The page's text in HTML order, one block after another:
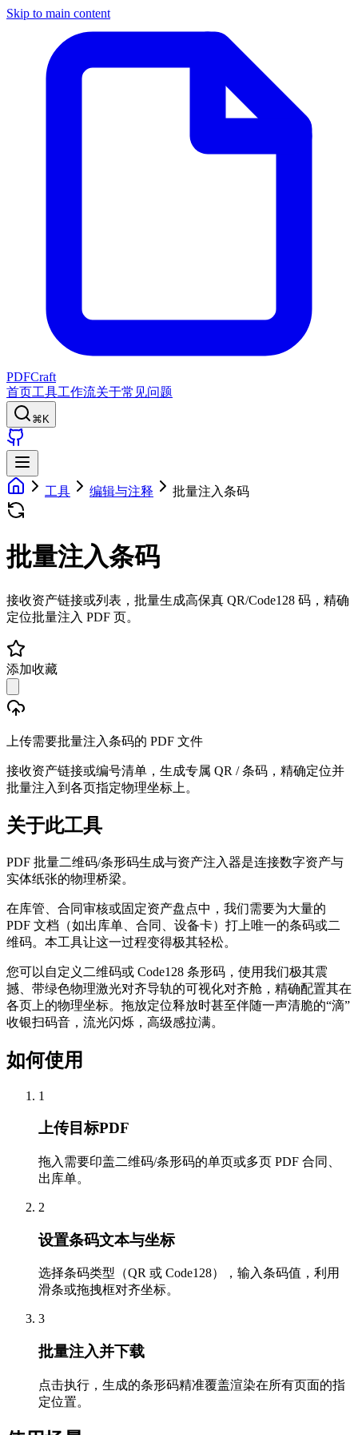
Skip to main content
PDFCraft
首页工具工作流关于常见问题
⌘K
工具 编辑与注释 批量注入条码
批量注入条码
接收资产链接或列表，批量生成高保真 QR/Code128 码，精确
定位批量注入 PDF 页。
添加收藏
上传需要批量注入条码的 PDF 文件
接收资产链接或编号清单，生成专属 QR / 条码，精确定位并
批量注入到各页指定物理坐标上。
关于此工具
PDF 批量二维码/条形码生成与资产注入器是连接数字资产与
实体纸张的物理桥梁。
在库管、合同审核或固定资产盘点中，我们需要为大量的
PDF 文档（如出库单、合同、设备卡）打上唯一的条码或二
维码。本工具让这一过程变得极其轻松。
您可以自定义二维码或 Code128 条形码，使用我们极其震
撼、带绿色物理激光对齐导轨的可视化对齐舱，精确配置其在
各页上的物理坐标。拖放定位释放时甚至伴随一声清脆的“滴”
收银扫码音，流光闪烁，高级感拉满。
如何使用
1
上传目标PDF
拖入需要印盖二维码/条形码的单页或多页 PDF 合同、
出库单。
2
设置条码文本与坐标
选择条码类型（QR 或 Code128），输入条码值，利用
滑条或拖拽框对齐坐标。
3
批量注入并下载
点击执行，生成的条形码精准覆盖渲染在所有页面的指
定位置。